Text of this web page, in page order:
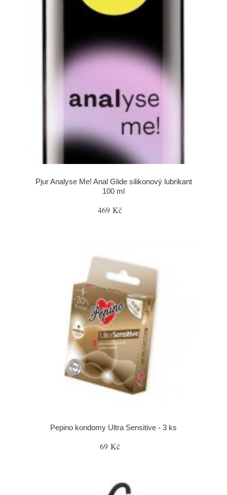
Pjur Analyse Me! Anal Glide silikonový lubrikant
100 ml
469 Kč
Pepino kondomy Ultra Sensitive - 3 ks
69 Kč